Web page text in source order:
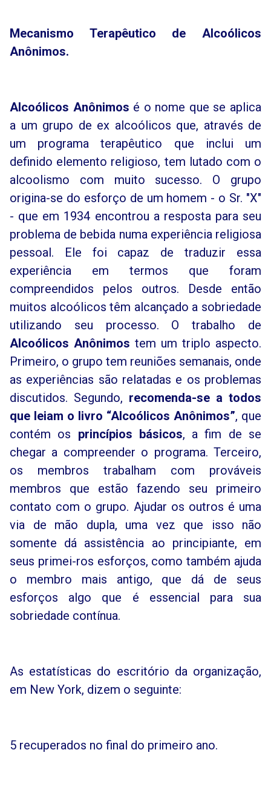
Mecanismo Terapêutico de Alcoólicos
Anônimos.
Alcoólicos Anônimos é o nome que se aplica
a um grupo de ex alcoólicos que, através de
um programa terapêutico que inclui um
definido elemento religioso, tem lutado com o
alcoolismo com muito sucesso. O grupo
origina-se do esforço de um homem - o Sr. "X"
- que em 1934 encontrou a resposta para seu
problema de bebida numa experiência religiosa
pessoal. Ele foi capaz de traduzir essa
experiência em termos que foram
compreendidos pelos outros. Desde então
muitos alcoólicos têm alcançado a sobriedade
utilizando seu processo. O trabalho de
Alcoólicos Anônimos tem um triplo aspecto.
Primeiro, o grupo tem reuniões semanais, onde
as experiências são relatadas e os problemas
discutidos. Segundo, recomenda-se a todos
que leiam o livro “Alcoólicos Anônimos”, que
contém os princípios básicos, a fim de se
chegar a compreender o programa. Terceiro,
os membros trabalham com prováveis
membros que estão fazendo seu primeiro
contato com o grupo. Ajudar os outros é uma
via de mão dupla, uma vez que isso não
somente dá assistência ao principiante, em
seus primei-ros esforços, como também ajuda
o membro mais antigo, que dá de seus
esforços algo que é essencial para sua
sobriedade contínua.
As estatísticas do escritório da organização,
em New York, dizem o seguinte:
5 recuperados no final do primeiro ano.